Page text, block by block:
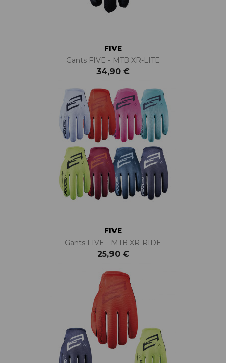
FIVE
Gants FIVE - MTB XR-LITE
34,90 €
FIVE
Gants FIVE - MTB XR-RIDE
25,90 €